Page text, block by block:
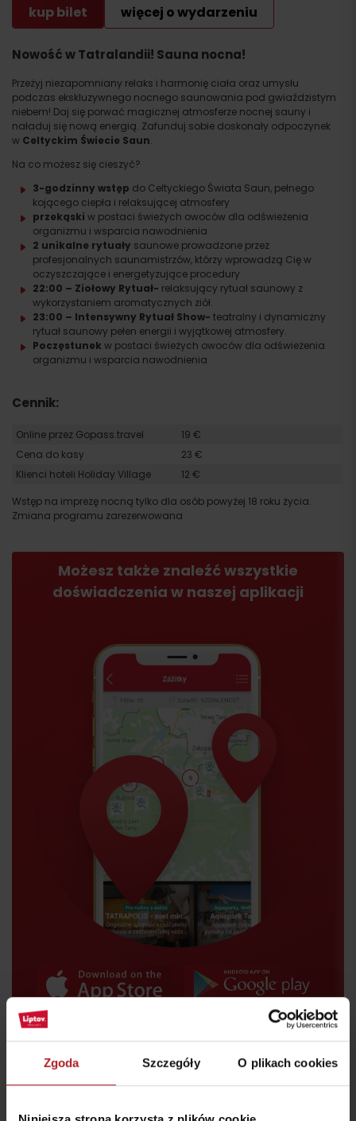
Zgoda Szczegóły O plikach cookies
Nowość w Tatralandii! Sauna nocna!
Przeżyj niezapomniany relaks i harmonię ciała oraz umysłu
podczas ekskluzywnego nocnego saunowania pod gwiaździstym
niebem! Daj się porwać magicznej atmosferze nocnej sauny i
naładuj się nową energią. Zafunduj sobie doskonały odpoczynek
w Celtyckim Świecie Saun.
Na co możesz się cieszyć?
3-godzinny wstęp do Celtyckiego Świata Saun, pełnego
kojącego ciepła i relaksującej atmosfery
przekąski w postaci świeżych owoców dla odświeżenia
organizmu i wsparcia nawodnienia
2 unikalne rytuały saunowe prowadzone przez
profesjonalnych saunamistrzów, którzy wprowadzą Cię w
oczyszczające i energetyzujące procedury
22:00 – Ziołowy Rytuał- relaksujący rytuał saunowy z
wykorzystaniem aromatycznych ziół.
23:00 – Intensywny Rytuał Show- teatralny i dynamiczny
rytuał saunowy pełen energii i wyjątkowej atmosfery.
Poczęstunek w postaci świeżych owoców dla odświeżenia
organizmu i wsparcia nawodnienia
Cennik:
Online przez Gopass.travel
19 €
Cena do kasy
23 €
Klienci hoteli Holiday Village
12 €
Wstęp na imprezę nocną tylko dla osób powyżej 18 roku życia.
Zmiana programu zarezerwowana
Możesz także znaleźć wszystkie
doświadczenia w naszej aplikacji
kup bilet więcej o wydarzeniu
Gdzie jeść i pić w pobliżu: